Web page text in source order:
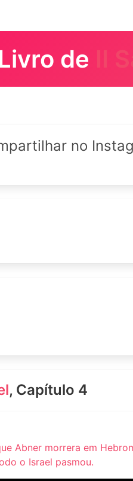
de II
no
, Capítulo 4
Abner morrera em
o Israel pasmou.